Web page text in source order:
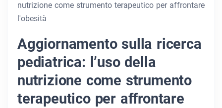
nutrizione come strumento terapeutico per affrontare
l'obesità
Aggiornamento sulla ricerca
pediatrica: l’uso della
nutrizione come strumento
terapeutico per affrontare